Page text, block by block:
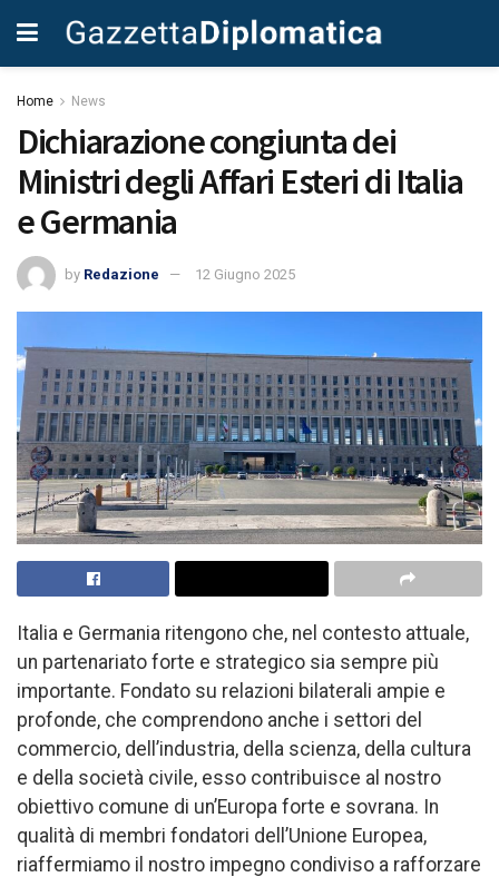
Home News
Dichiarazione congiunta dei
Ministri degli Affari Esteri di Italia
e Germania
by Redazione 12 Giugno 2025
Italia e Germania ritengono che, nel contesto attuale,
un partenariato forte e strategico sia sempre più
importante. Fondato su relazioni bilaterali ampie e
profonde, che comprendono anche i settori del
commercio, dell’industria, della scienza, della cultura
e della società civile, esso contribuisce al nostro
obiettivo comune di un’Europa forte e sovrana. In
qualità di membri fondatori dell’Unione Europea,
riaffermiamo il nostro impegno condiviso a rafforzare